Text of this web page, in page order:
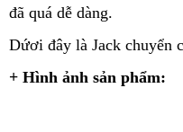
đã quá dễ dàng.
Dứơi đây là Jack chuyển
+ Hình ảnh sản phẩm: